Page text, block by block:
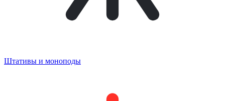
Штативы и моноподы